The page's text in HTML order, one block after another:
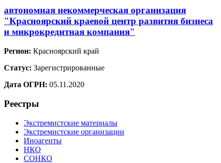
автономная некоммерческая организация
"Красноярский краевой центр развития бизнеса
и микрокредитная компания"
Регион: Красноярский край
Статус: Зарегистрированные
Дата ОГРН: 05.11.2020
Реестры
Экстремистские материалы
Экстремистские организации
Иноагенты
НКО
СОНКО